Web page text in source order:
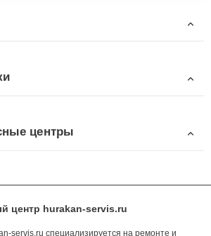
центры
центр hurakan-servis.ru
servis.ru специализируется на ремонте и